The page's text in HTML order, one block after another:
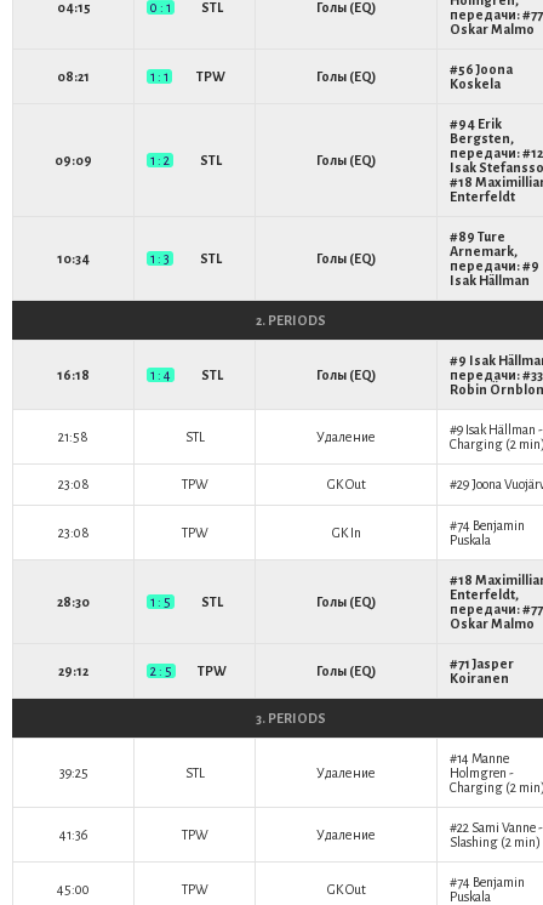
04:15 0 : 1 STL Голы (EQ)
передачи: #77
Oskar Malmo
08:21 1 : 1 TPW Голы (EQ) #56Joona
Koskela
09:09 1 : 2 STL Голы (EQ)
#94 Erik
Bergsten,
передачи: #12
Isak
#18
Enterfeldt
10:34 1 : 3 STL Голы (EQ)
#89 Ture
Arnemark,
передачи: #9
Isak Hällman
2. PERIODS
16:18 1 : 4 STL Голы (EQ)
#9 Isak
передачи: #33
Robin
21:58 STL Удаление #9 Isak Hällman -
Charging (2
23:08 TPW GK Out #29Joona
23:08 TPW GK In #74 Benjamin
Puskala
28:30 1 : 5 STL Голы (EQ)
#18
Enterfeldt,
передачи: #77
Oskar Malmo
29:12 2 : 5 TPW Голы (EQ) #71Jasper
Koiranen
3. PERIODS
39:25 STL Удаление
#14 Manne
Holmgren -
Charging (2
41:36 TPW Удаление #22 Sami Vanne-
Slashing (2 min)
45:00 TPW GK Out #74 Benjamin
Puskala